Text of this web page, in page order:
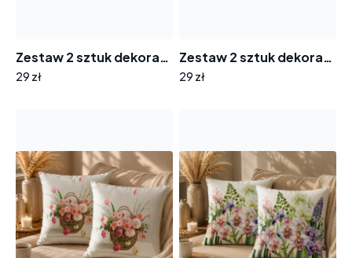
Zestaw 2 sztuk dekoracyjnych poszewek na poduszki 40x40cm PF-257 fioletowe kwiaty w wazonie
29 zł
Zestaw 2 sztuk dekoracyjnych poszewek na poduszki 45x45cm LCY0514 wiosenne kwiaty
29 zł